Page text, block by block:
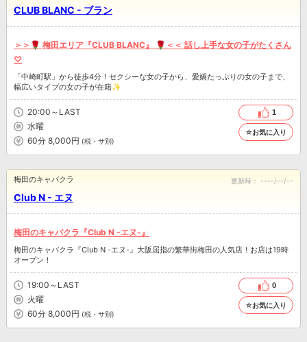
CLUB BLANC - ブラン
＞＞🌹 梅田エリア『CLUB BLANC』 🌹＜＜ 話し上手な女の子がたくさん
♡
「中崎町駅」から徒歩4分！セクシーな女の子から、愛嬌たっぷりの女の子まで、
幅広いタイプの女の子が在籍✨
20:00～LAST
水曜
60分 8,000円 (税・サ別)
1
☆お気に入り
Club N - エヌ
梅田のキャバクラ 更新時： ----/--/--
梅田のキャバクラ『Club N -エヌ-』
梅田のキャバクラ『Club N -エヌ-』大阪屈指の繁華街梅田の人気店！お店は19時
オープン！
19:00～LAST
火曜
60分 8,000円 (税・サ別)
0
☆お気に入り